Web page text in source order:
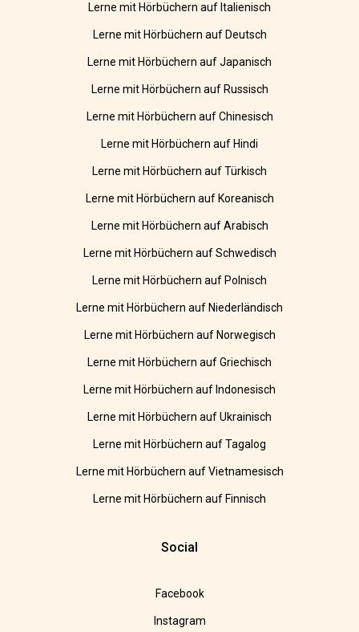
Lerne mit Hörbüchern auf Italienisch
Lerne mit Hörbüchern auf Deutsch
Lerne mit Hörbüchern auf Japanisch
Lerne mit Hörbüchern auf Russisch
Lerne mit Hörbüchern auf Chinesisch
Lerne mit Hörbüchern auf Hindi
Lerne mit Hörbüchern auf Türkisch
Lerne mit Hörbüchern auf Koreanisch
Lerne mit Hörbüchern auf Arabisch
Lerne mit Hörbüchern auf Schwedisch
Lerne mit Hörbüchern auf Polnisch
Lerne mit Hörbüchern auf Niederländisch
Lerne mit Hörbüchern auf Norwegisch
Lerne mit Hörbüchern auf Griechisch
Lerne mit Hörbüchern auf Indonesisch
Lerne mit Hörbüchern auf Ukrainisch
Lerne mit Hörbüchern auf Tagalog
Lerne mit Hörbüchern auf Vietnamesisch
Lerne mit Hörbüchern auf Finnisch
Social
Facebook
Instagram